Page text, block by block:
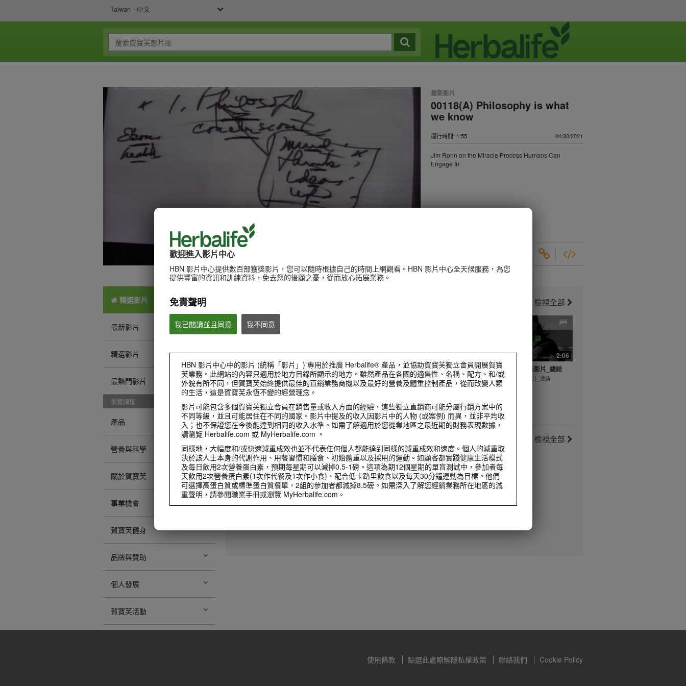
Taiwan - 中文
歡迎進入影片中心
HBN 影片中心提供數百部獲獎影片，您可以隨時根據自己的時間上網觀看。HBN 影片中心全天候服務，為您
提供豐富的資訊和訓練資料，免去您的後顧之憂，從而放心拓展業務。
免責聲明
我已閱讀並且同意 我不同意
HBN 影片中心中的影片 (統稱「影片」) 專用於推廣 Herbalife® 產品，並協助賀寶芙獨立會員開展賀寶
芙業務。此網站的內容只適用於地方目錄所顯示的地方。雖然產品在各國的適售性、名稱、配方、和/或
外貌有所不同，但賀寶芙始終提供最佳的直銷業務商機以及最好的營養及體重控制產品，從而改變人類
的生活，這是賀寶芙永恆不變的經營理念。
影片可能包含多個賀寶芙獨立會員在銷售量或收入方面的經驗，這些獨立直銷商可能分屬行銷方案中的
不同等級，並且可能居住在不同的國家。影片中提及的收入因影片中的人物 (或案例) 而異，並非平均收
入；也不保證您在今後能達到相同的收入水準。如需了解適用於您從業地區之最近期的財務表現數據，
請瀏覽 Herbalife.com 或 MyHerbalife.com 。
同樣地，大幅度和/或快速減重成效也並不代表任何個人都能達到同樣的減重成效和速度。個人的減重取
決於該人士本身的代謝作用、用餐習慣和膳食、初始體重以及採用的運動。如顧客都實踐健康生活模式
及每日飲用2次營養蛋白素，預期每星期可以減掉0.5-1磅。這項為期12個星期的單盲測試中，參加者每
天飲用2次營養蛋白素(1次作代餐及1次作小食)、配合低卡路里飲食以及每天30分鐘運動為目標。他們
可選擇高蛋白質或標準蛋白質餐單，2組的參加者都減掉8.5磅。如需深入了解您經銷業務所在地區的減
重聲明，請參閱職業手冊或瀏覽 MyHerbalife.com。
在開始任何減重計劃前，任何人都應該首先諮詢醫生意見。Herbalife® 產品只能輔助減重及控制體重，
在開始任何減重計劃前，任何人都應該首先諮詢醫生意見。Herbalife® 產品只能輔助減重及控制體重，
代全部膳食，每人每日最少要適度攝取一次正餐。
最新影片
00118(A) Philosophy is what
we know
運行時間: 1:55 04/30/2021
Jim Rohn on the Miracle Process Humans Can
Engage In
精選影片
最新影片
精選影片
最熱門影片
瀏覽頻道
產品
營養與科學
關於賀寶芙
事業機會
賀寶芙健身
品牌與贊助
個人發展
賀寶芙活動
檢視全部
3:27
營養專家揭密 健康早餐的好處
營養專家向您推薦#賀寶芙營養早
餐，不僅可以提供優質營養素、幫助
消化，幫助您的體重管理計畫及提振
精神。簡單的健康早餐組合
1:00
輕卡體控 從早餐開始
賀寶芙全方位營養早餐：簡單搭配
使用濃縮蘆薈汁、營養蛋白混合飲
養 幫助體重管理計畫、快速又方便
準備!
5:10
健康活躍新生活影片_運動前
伸展熱身示範
健康活躍新生活影片_運動前伸展
2:06
健康活躍新生活影片_總結
健康活躍新生活影片_總結
關於賀寶芙 檢視全部
1:30
直銷商宣導月領導人影片
使用條款 點選此處瞭解隱私權政策 聯絡我們 Cookie Policy